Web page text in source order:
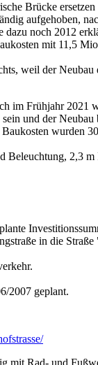
Brücke
aufgehoben,
noch 2012
mit 11,5
weil der
im Frühjahr 2021
und der
wurden
2,3
in die
2007 geplant.
mit Rad- und